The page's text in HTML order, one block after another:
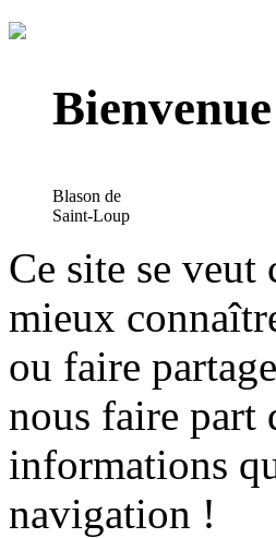
Blason de
Saint-Loup
Ce site se
mieux
ou faire
nous faire part
informations
navigation !